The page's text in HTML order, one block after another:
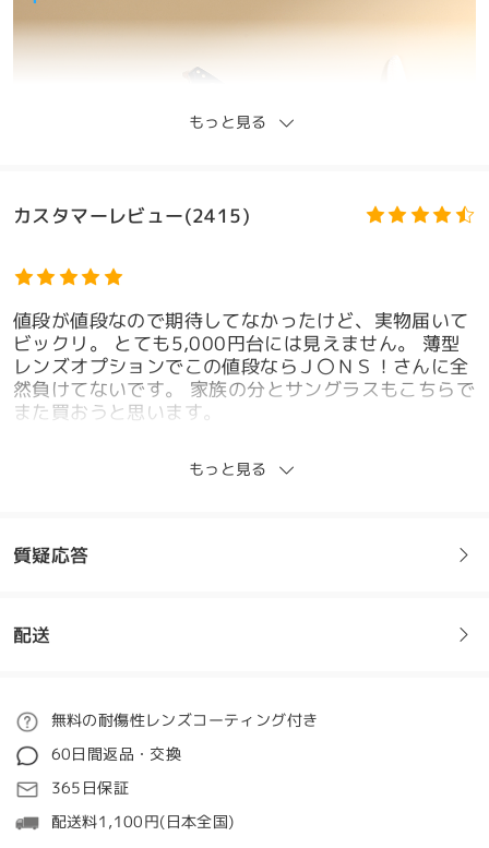
もっと見る
カスタマーレビュー(2415)
値段が値段なので期待してなかったけど、実物届いて
ビックリ。 とても5,000円台には見えません。 薄型
レンズオプションでこの値段ならＪ〇ＮＳ！さんに全
然負けてないです。 家族の分とサングラスもこちらで
また買おうと思います。
素敵なメガネです！お気に入り！ 注文から到着まで追
もっと見る
質疑応答
フレームについてご質問がある場合は、以下からお問い合わせく
質問する
配送
ご注文
処理時間
5-7営業日
詳細
無料の耐傷性レンズコーティング付き
60日間返品・交換
365日保証
配送料1,100円(日本全国)